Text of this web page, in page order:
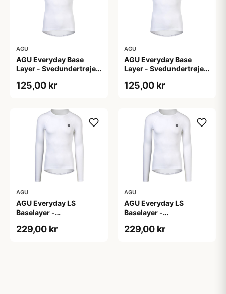
AGU
AGU Everyday Base
Layer - Svedundertrøje
125,00 kr
AGU
AGU Everyday Base
Layer - Svedundertrøje
125,00 kr
AGU
AGU Everyday LS
Baselayer -
Ærmer - Herre - Hvid -
229,00 kr
AGU
AGU Everyday LS
Baselayer -
Ærmer - Herre - Hvid -
229,00 kr